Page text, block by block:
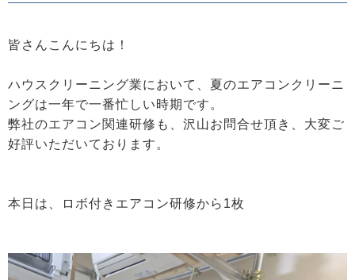
皆さんこんにちは！
ハウスクリーニング業において、夏のエアコンクリーニ
ングは一年で一番忙しい時期です。
弊社のエアコン関連研修も、沢山お問合せ頂き、大変ご
好評いただいております。
本日は、ロボ付きエアコン研修から1枚